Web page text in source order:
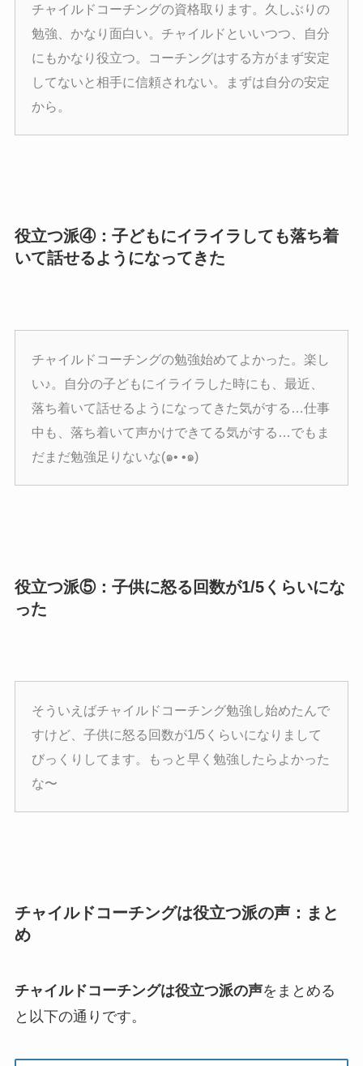
チャイルドコーチングの資格取ります。久しぶりの
勉強、かなり面白い。チャイルドといいつつ、自分
にもかなり役立つ。コーチングはする方がまず安定
してないと相手に信頼されない。まずは自分の安定
から。
役立つ派④：子どもにイライラしても落ち着
いて話せるようになってきた
チャイルドコーチングの勉強始めてよかった。楽し
い♪。自分の子どもにイライラした時にも、最近、
落ち着いて話せるようになってきた気がする…仕事
中も、落ち着いて声かけできてる気がする…でもま
だまだ勉強足りないな(๑• •๑)
役立つ派⑤：子供に怒る回数が1/5くらいにな
った
そういえばチャイルドコーチング勉強し始めたんで
すけど、子供に怒る回数が1/5くらいになりまして
びっくりしてます。もっと早く勉強したらよかった
な〜
チャイルドコーチングは役立つ派の声：まと
め
チャイルドコーチングは役立つ派の声をまとめる
と以下の通りです。